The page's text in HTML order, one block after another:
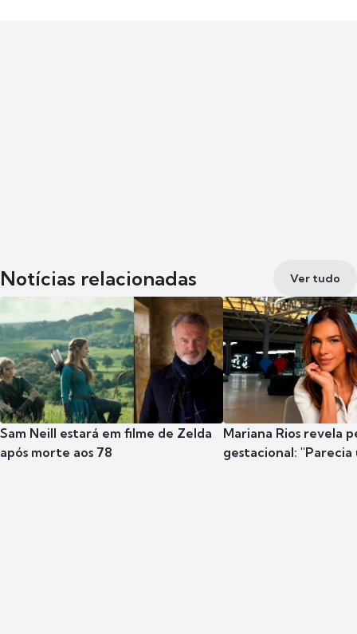
Notícias relacionadas Ver tudo
Sam Neill estará em filme de Zelda
após morte aos 78
Mariana Rios revela
gestacional: "Parecia